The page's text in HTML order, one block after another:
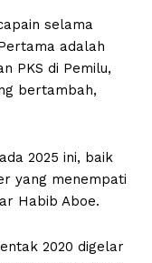
selama
adalah
PKS di Pemilu,
bertambah,
2025 ini, baik
yang menempati
Habib Aboe.
2020 digelar